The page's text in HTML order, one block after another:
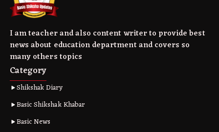
I am teacher and also content writer to provide best
news about education department and covers so
many others topics
Category
Shikshak Diary
Basic Shikshak Khabar
Basic News